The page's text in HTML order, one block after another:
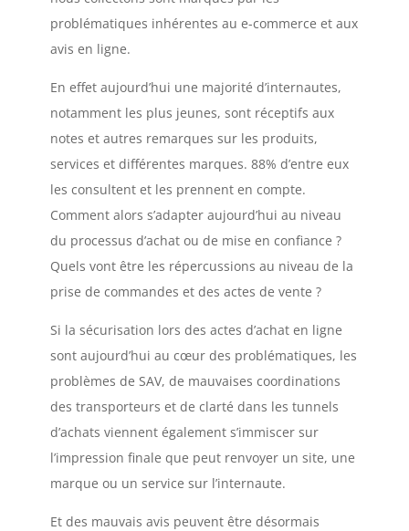
problématiques inhérentes au e-commerce et aux
avis en ligne.
En effet aujourd’hui une majorité d’internautes,
notamment les plus jeunes, sont réceptifs aux
notes et autres remarques sur les produits,
services et différentes marques. 88% d’entre eux
les consultent et les prennent en compte.
Comment alors s’adapter aujourd’hui au niveau
du processus d’achat ou de mise en confiance ?
Quels vont être les répercussions au niveau de la
prise de commandes et des actes de vente ?
Si la sécurisation lors des actes d’achat en ligne
sont aujourd’hui au cœur des problématiques, les
problèmes de SAV, de mauvaises coordinations
des transporteurs et de clarté dans les tunnels
d’achats viennent également s’immiscer sur
l’impression finale que peut renvoyer un site, une
marque ou un service sur l’internaute.
Et des mauvais avis peuvent être désormais